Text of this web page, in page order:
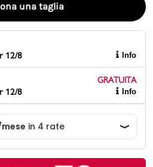
una taglia
12/8 Info
GRATUITA
12/8 Info